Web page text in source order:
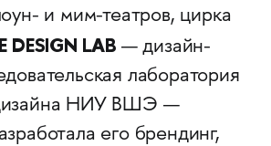
и мим-театров, цирка
DESIGN LAB — дизайн-
лаборатория
НИУ ВШЭ —
его брендинг,